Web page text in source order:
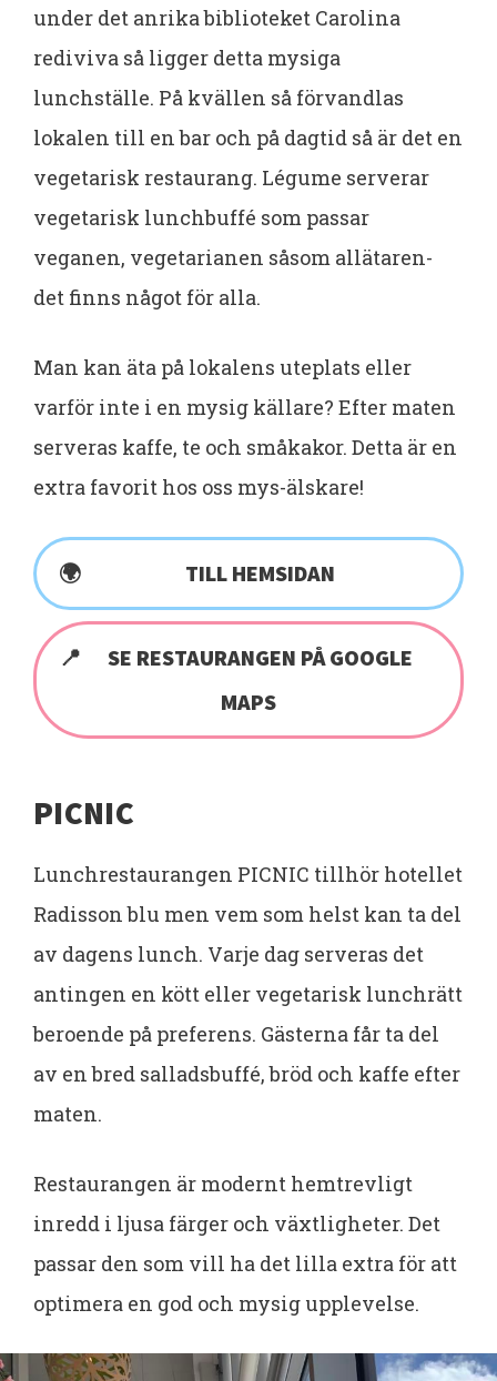
under det anrika biblioteket Carolina
rediviva så ligger detta mysiga
lunchställe. På kvällen så förvandlas
lokalen till en bar och på dagtid så är det en
vegetarisk restaurang. Légume serverar
vegetarisk lunchbuffé som passar
veganen, vegetarianen såsom allätaren-
det finns något för alla.
Man kan äta på lokalens uteplats eller
varför inte i en mysig källare? Efter maten
serveras kaffe, te och småkakor. Detta är en
extra favorit hos oss mys-älskare!
TILL HEMSIDAN
SE RESTAURANGEN PÅ GOOGLE
MAPS
PICNIC
Lunchrestaurangen PICNIC tillhör hotellet
Radisson blu men vem som helst kan ta del
av dagens lunch. Varje dag serveras det
antingen en kött eller vegetarisk lunchrätt
beroende på preferens. Gästerna får ta del
av en bred salladsbuffé, bröd och kaffe efter
maten.
Restaurangen är modernt hemtrevligt
inredd i ljusa färger och växtligheter. Det
passar den som vill ha det lilla extra för att
optimera en god och mysig upplevelse.